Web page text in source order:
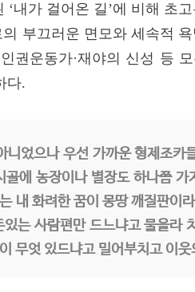
‘내가 걸어온 길’에 비해 초
부끄러운 면모와 세속적
권운동가·재야의 신성 등
다.
니었으나 우선 가까운 형제조카
에 농장이나 별장도 하나쯤
내 화려한 꿈이 몽땅 깨질판이
는 사람편만 드느냐고 물을라
무엇 있드냐고 밀어부치고 이